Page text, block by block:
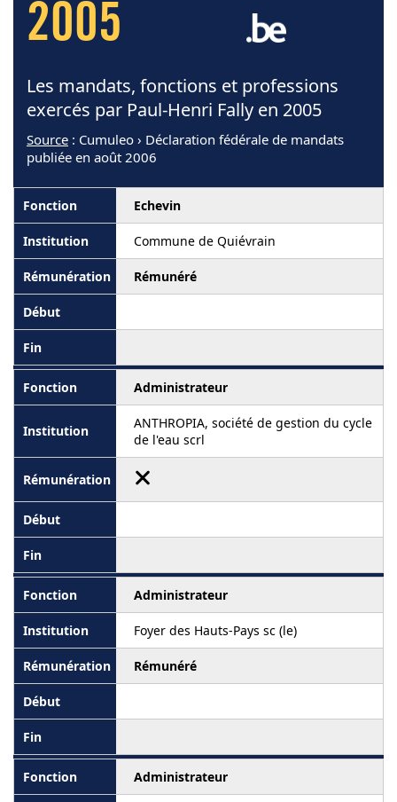
2005
Les mandats, fonctions et professions
exercés par Paul-Henri Fally en 2005
Source : Cumuleo › Déclaration fédérale de mandats
publiée en août 2006
Echevin
Commune de Quiévrain
Rémunéré
Administrateur
ANTHROPIA, société de gestion du cycle
de l'eau scrl
Administrateur
Foyer des Hauts-Pays sc (le)
Rémunéré
Administrateur